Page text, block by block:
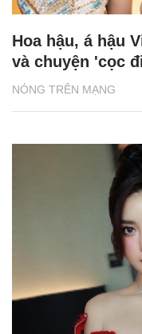
NÓNG TRÊN MẠNG
Hoa hậu, á hậu
và chuyện 'cọc